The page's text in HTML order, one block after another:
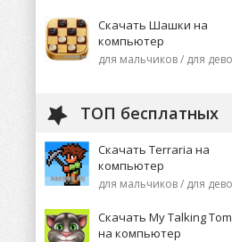
Скачать Шашки на
компьютер
ТОП бесплатных
Скачать Terraria на
компьютер
Скачать My Talking Tom
на компьютер